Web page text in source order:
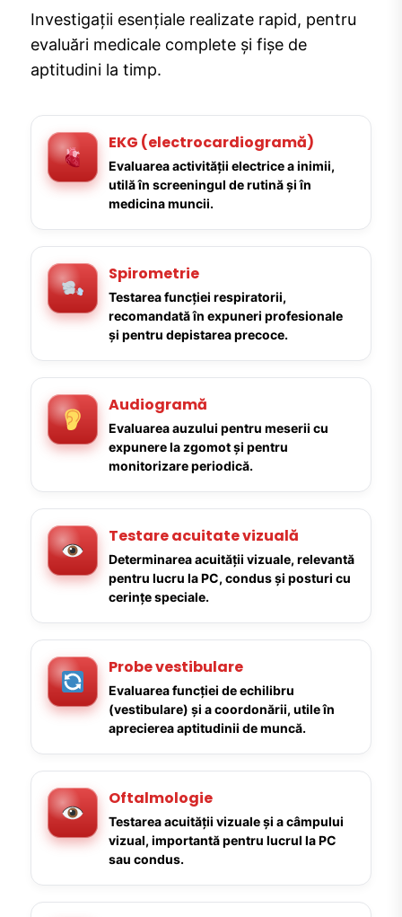
Investigații esențiale realizate rapid, pentru
evaluări medicale complete și fișe de
aptitudini la timp.
EKG (electrocardiogramă)
Evaluarea activității electrice a inimii,
utilă în screeningul de rutină și în
medicina muncii.
Spirometrie
Testarea funcției respiratorii,
recomandată în expuneri profesionale
și pentru depistarea precoce.
Audiogramă
Evaluarea auzului pentru meserii cu
expunere la zgomot și pentru
monitorizare periodică.
Testare acuitate vizuală
Determinarea acuității vizuale, relevantă
pentru lucru la PC, condus și posturi cu
cerințe speciale.
Probe vestibulare
Evaluarea funcției de echilibru
(vestibulare) și a coordonării, utile în
aprecierea aptitudinii de muncă.
Oftalmologie
Testarea acuității vizuale și a câmpului
vizual, importantă pentru lucrul la PC
sau condus.